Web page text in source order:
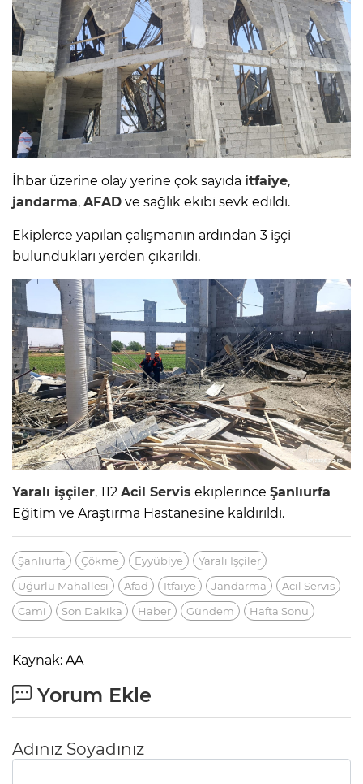
İhbar üzerine olay yerine çok sayıda itfaiye,
jandarma, AFAD ve sağlık ekibi sevk edildi.
Ekiplerce yapılan çalışmanın ardından 3 işçi
bulundukları yerden çıkarıldı.
Yaralı işçiler, 112 Acil Servis ekiplerince Şanlıurfa
Eğitim ve Araştırma Hastanesine kaldırıldı.
Şanlıurfa Çökme Eyyübiye
Yaralı Işçiler
Uğurlu Mahallesi
Afad Itfaiye Jandarma
Acil Servis
Cami
Son Dakika Haber Gündem Hafta Sonu
Kaynak: AA
Yorum Ekle
Adınız Soyadınız